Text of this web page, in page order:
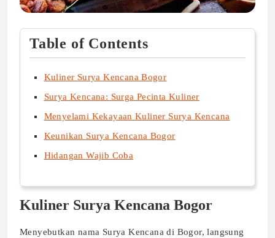
Table of Contents
Kuliner Surya Kencana Bogor
Surya Kencana: Surga Pecinta Kuliner
Menyelami Kekayaan Kuliner Surya Kencana
Keunikan Surya Kencana Bogor
Hidangan Wajib Coba
Kuliner Surya Kencana Bogor
Menyebutkan nama Surya Kencana di Bogor, langsung